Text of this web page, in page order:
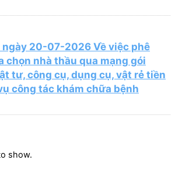
ngày 20-07-2026 Về việc phê
chọn nhà thầu qua mạng gói
tư, công cụ, dụng cụ, vật rẻ tiền
công tác khám chữa bệnh
show.